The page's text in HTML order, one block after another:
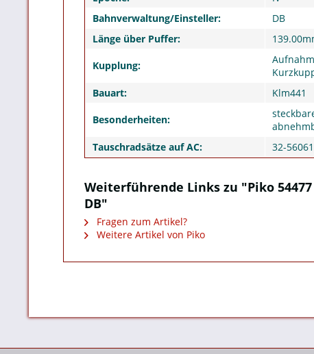
Bahnverwaltung/Einsteller:
DB
Länge über Puffer:
Kupplung:
Bauart:
Klm441
Besonderheiten:
Tauschradsätze auf AC:
32-56061
Weiterführende Links zu "Piko
DB"
Fragen zum Artikel?
Weitere Artikel von Piko